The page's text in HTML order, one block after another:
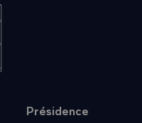
Présidence